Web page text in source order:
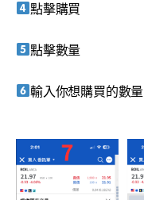
點擊購買
點擊數量
輸入你想購買的數量